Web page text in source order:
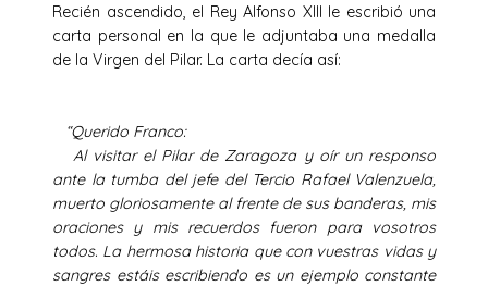
Recién ascendido, el Rey Alfonso XIII le escribió una
carta personal en la que le adjuntaba una medalla
de la Virgen del Pilar. La carta decía así:
“Querido Franco:
Al visitar el Pilar de Zaragoza y oír un responso
ante la tumba del jefe del Tercio Rafael Valenzuela,
muerto gloriosamente al frente de sus banderas, mis
oraciones y mis recuerdos fueron para vosotros
todos. La hermosa historia que con vuestras vidas y
sangres estáis escribiendo es un ejemplo constante